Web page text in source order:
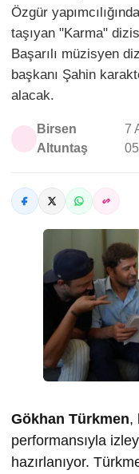
Özgür
taşıyan "Karma"
Başarılı müzisyen
başkanı Şahin
alacak.
Birsen
Altuntaş
7
Gökhan Türkmen,
performansıyla
hazırlanıyor.